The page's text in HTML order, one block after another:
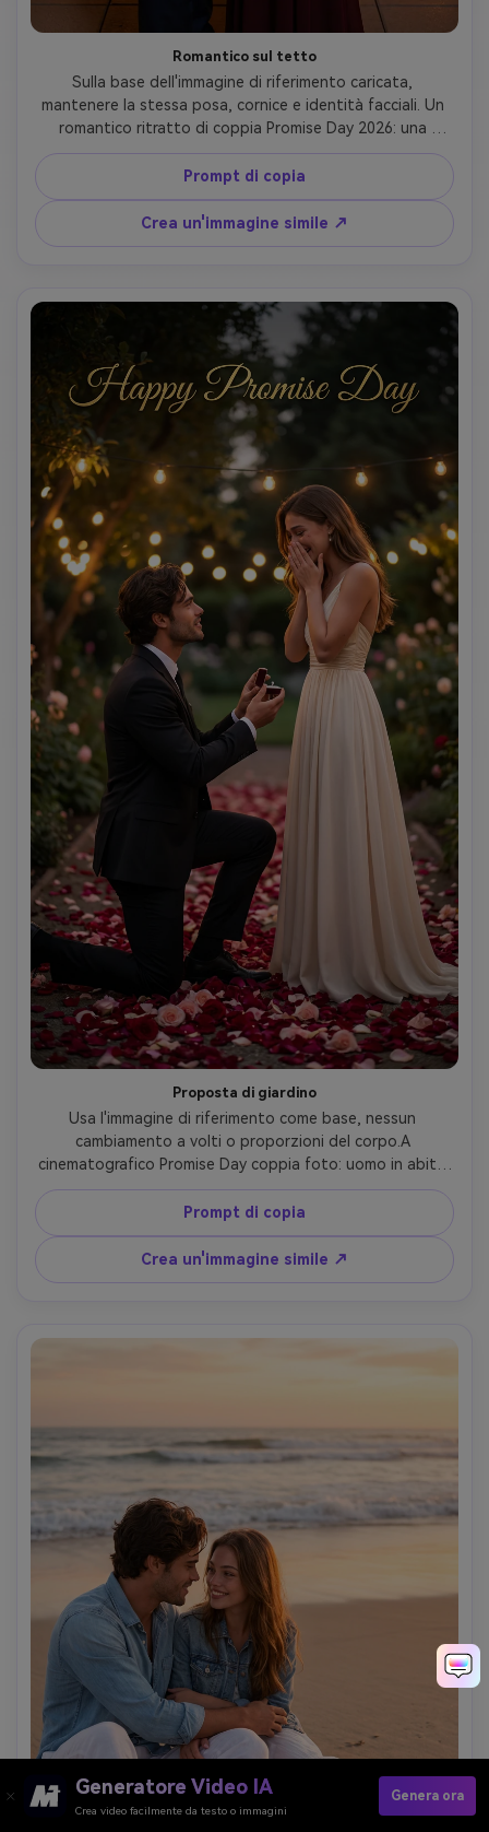
Romantico sul tetto
Sulla base dell'immagine di riferimento caricata,
mantenere la stessa posa, cornice e identità facciali. Un
romantico ritratto di coppia Promise Day 2026: una
coppia elegante in abbigliamento formale (uomo in abito
blu navy, donna in abito bordeaux) in piedi su una
terrazza sul tetto di notte, sfondo bokeh di luci della
città, circondato da candele luminose sugli stand, posa di
abbraccio intima, calda illuminazione cinematografica,
professionale, ultra-realistico
Prompt di copia
Crea un'immagine simile ↗
Proposta di giardino
Usa l'immagine di riferimento come base, nessun
cambiamento a volti o proporzioni del corpo.A
cinematografico Promise Day coppia foto: uomo in abito
nero inginocchiato e presentando una scatola ad anello a
sorpresa donna in elegante abito color crema, giardino
all'aperto ambientazione al crepuscolo, terreno ricoperto
di petali di rosa, stringa romantica luci sopra la testa,
momento emotivo e intimo, "Happy Promise Day" testo in
Prompt di copia
Crea un'immagine simile ↗
Generatore Video IA
Crea video facilmente da testo o immagini
Genera ora